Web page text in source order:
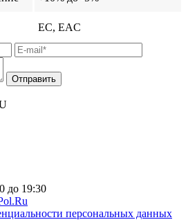
ЕС, EAC
до 19:30
персональных данных